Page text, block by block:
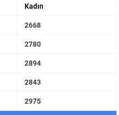
Kadın
2668
2780
2894
2843
2975